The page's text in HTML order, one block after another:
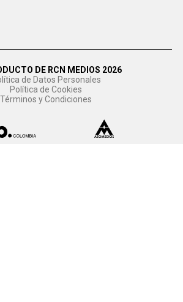
DE RCN MEDIOS 2026
de Datos Personales
Política de Cookies
Términos y Condiciones